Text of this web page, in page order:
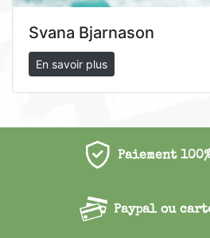
Svana Bjarnason
En savoir plus
Paiement
Paypal ou